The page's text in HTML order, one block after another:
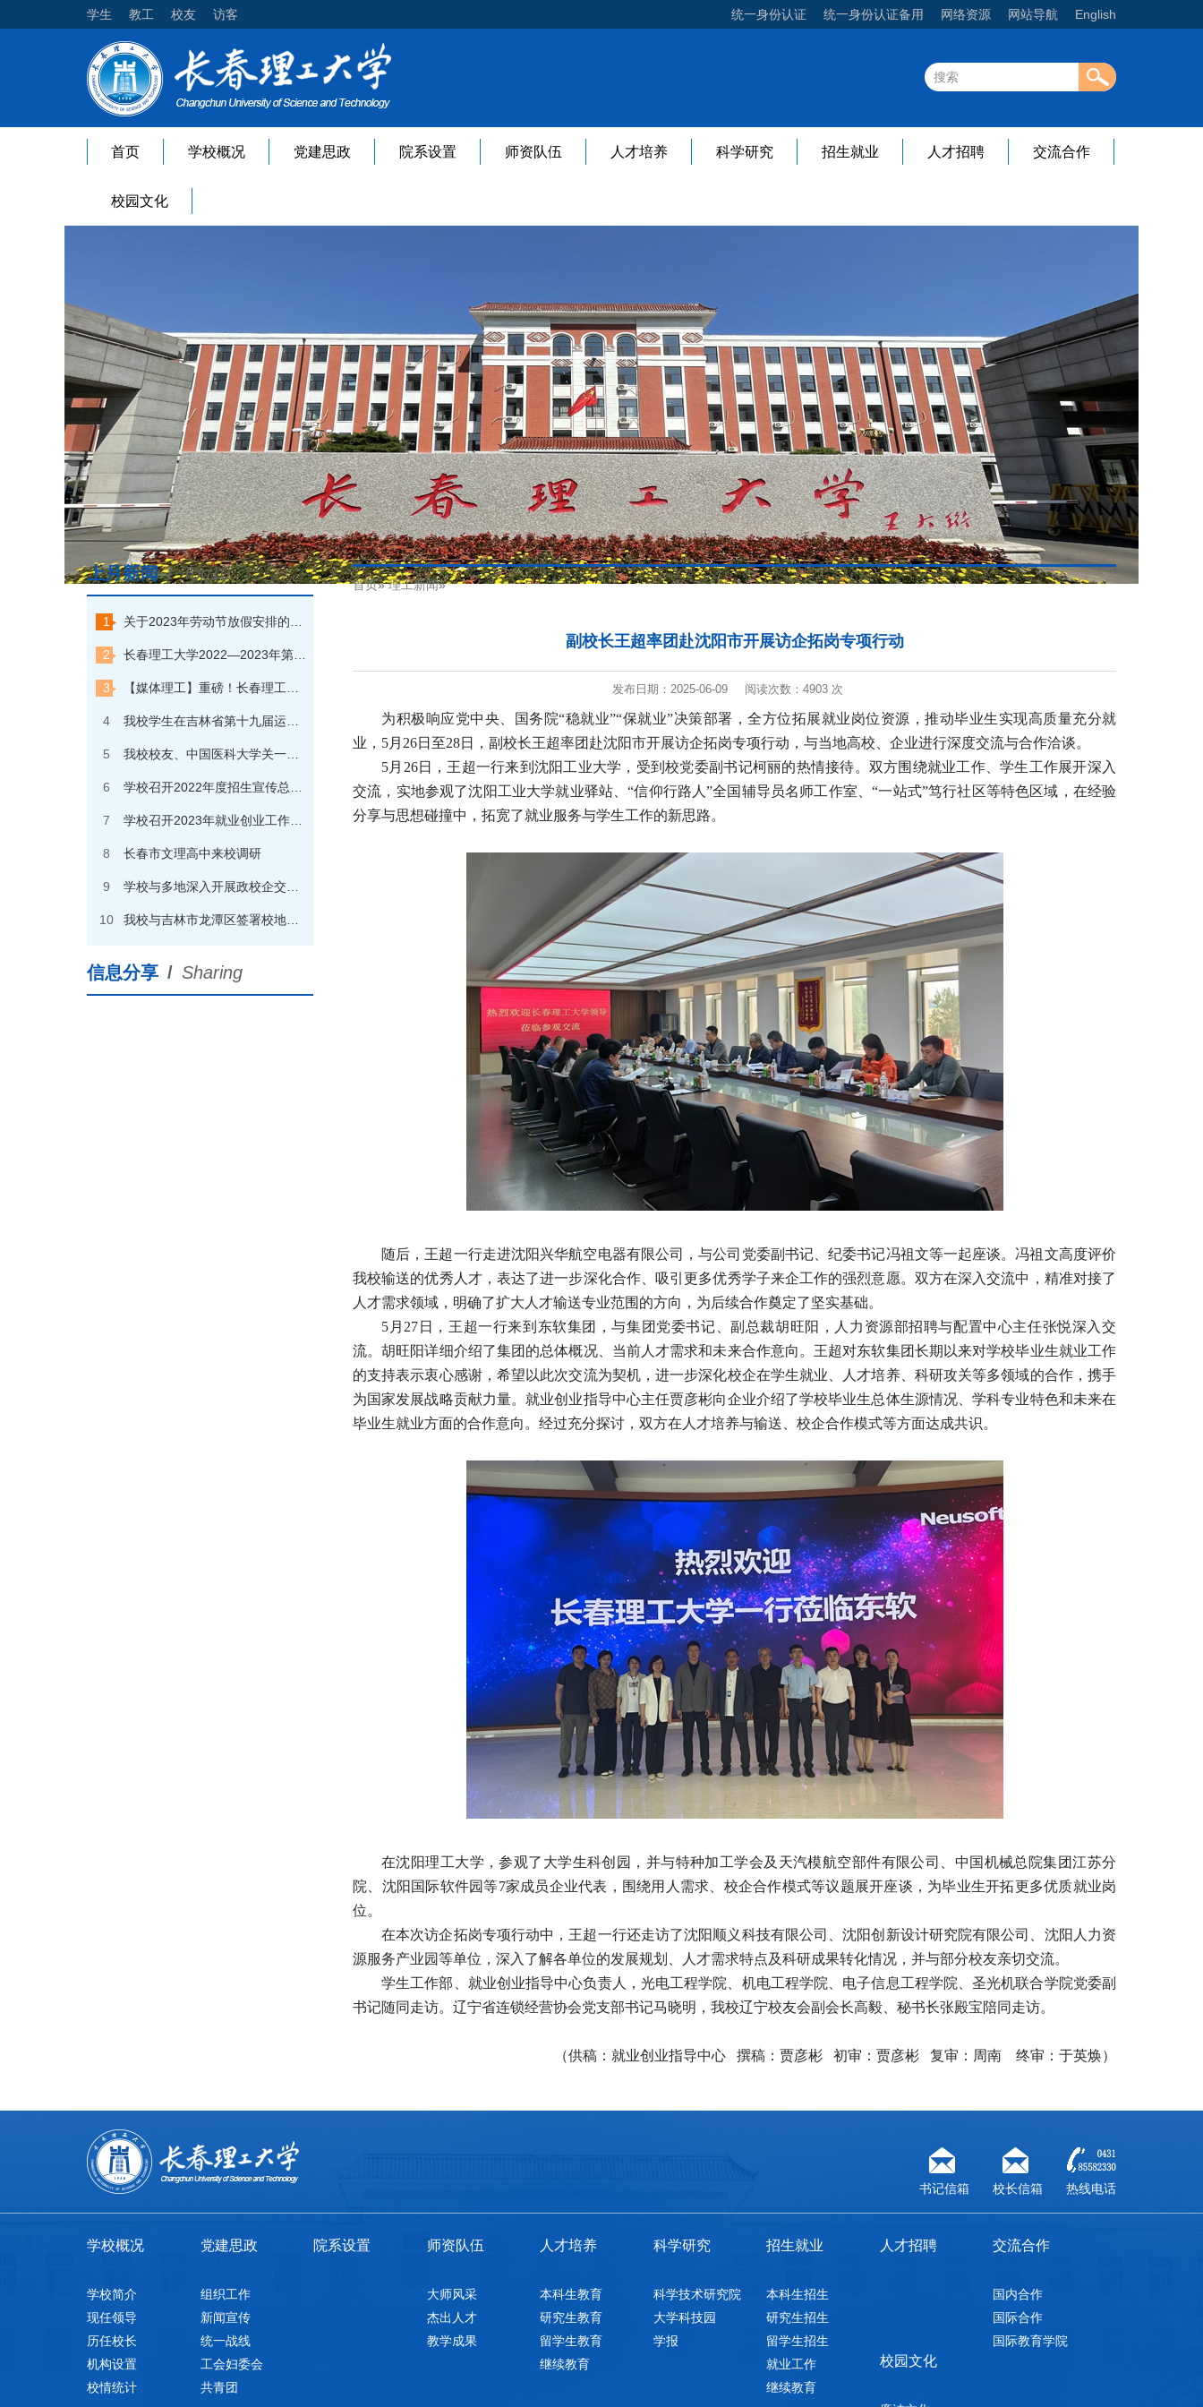
学生 教工 校友 访客 统一身份认证 统一身份认证备用 网络资源 网站导航 English
首页 学校概况 党建思政 院系设置 师资队伍 人才培养 科学研究 招生就业 人才招聘 交流合作
校园文化
首页»理工新闻»
副校长王超率团赴沈阳市开展访企拓岗专项行动
发布日期：2025-06-09 阅读次数： 4903 次
为积极响应党中央、国务院“稳就业”“保就业”决策部署，全方位拓展就业岗位资源，推动毕业生实现高质量充分就
业，5月26日至28日，副校长王超率团赴沈阳市开展访企拓岗专项行动，与当地高校、企业进行深度交流与合作洽谈。
5月26日，王超一行来到沈阳工业大学，受到校党委副书记柯丽的热情接待。双方围绕就业工作、学生工作展开深入
交流，实地参观了沈阳工业大学就业驿站、“信仰行路人”全国辅导员名师工作室、“一站式”笃行社区等特色区域，在经验
分享与思想碰撞中，拓宽了就业服务与学生工作的新思路。
随后，王超一行走进沈阳兴华航空电器有限公司，与公司党委副书记、纪委书记冯祖文等一起座谈。冯祖文高度评价
我校输送的优秀人才，表达了进一步深化合作、吸引更多优秀学子来企工作的强烈意愿。双方在深入交流中，精准对接了
人才需求领域，明确了扩大人才输送专业范围的方向，为后续合作奠定了坚实基础。
5月27日，王超一行来到东软集团，与集团党委书记、副总裁胡旺阳，人力资源部招聘与配置中心主任张悦深入交
流。胡旺阳详细介绍了集团的总体概况、当前人才需求和未来合作意向。王超对东软集团长期以来对学校毕业生就业工作
的支持表示衷心感谢，希望以此次交流为契机，进一步深化校企在学生就业、人才培养、科研攻关等多领域的合作，携手
为国家发展战略贡献力量。就业创业指导中心主任贾彦彬向企业介绍了学校毕业生总体生源情况、学科专业特色和未来在
毕业生就业方面的合作意向。经过充分探讨，双方在人才培养与输送、校企合作模式等方面达成共识。
在沈阳理工大学，参观了大学生科创园，并与特种加工学会及天汽模航空部件有限公司、中国机械总院集团江苏分
院、沈阳国际软件园等7家成员企业代表，围绕用人需求、校企合作模式等议题展开座谈，为毕业生开拓更多优质就业岗
位。
在本次访企拓岗专项行动中，王超一行还走访了沈阳顺义科技有限公司、沈阳创新设计研究院有限公司、沈阳人力资
源服务产业园等单位，深入了解各单位的发展规划、人才需求特点及科研成果转化情况，并与部分校友亲切交流。
学生工作部、就业创业指导中心负责人，光电工程学院、机电工程学院、电子信息工程学院、圣光机联合学院党委副
书记随同走访。辽宁省连锁经营协会党支部书记马晓明，我校辽宁校友会副会长高毅、秘书长张殿宝陪同走访。
（供稿：就业创业指导中心 撰稿：贾彦彬 初审： 贾彦彬 复审：周南 终审：于英焕）
上月新闻 / Top10
1
2
3
4
5
6
7
8 长春市文理高中来校调研
9
10
信息分享 / Sharing
书记信箱 校长信箱 热线电话
学校概况
学校简介
现任领导
历任校长
机构设置
校情统计
党建思政
组织工作
新闻宣传
统一战线
工会妇委会
共青团
院系设置 师资队伍
大师风采
杰出人才
教学成果
人才培养
本科生教育
研究生教育
留学生教育
继续教育
科学研究
科学技术研究院
大学科技园
学报
招生就业
本科生招生
研究生招生
留学生招生
就业工作
继续教育
人才招聘 交流合作
国内合作
国际合作
国际教育学院
校园文化